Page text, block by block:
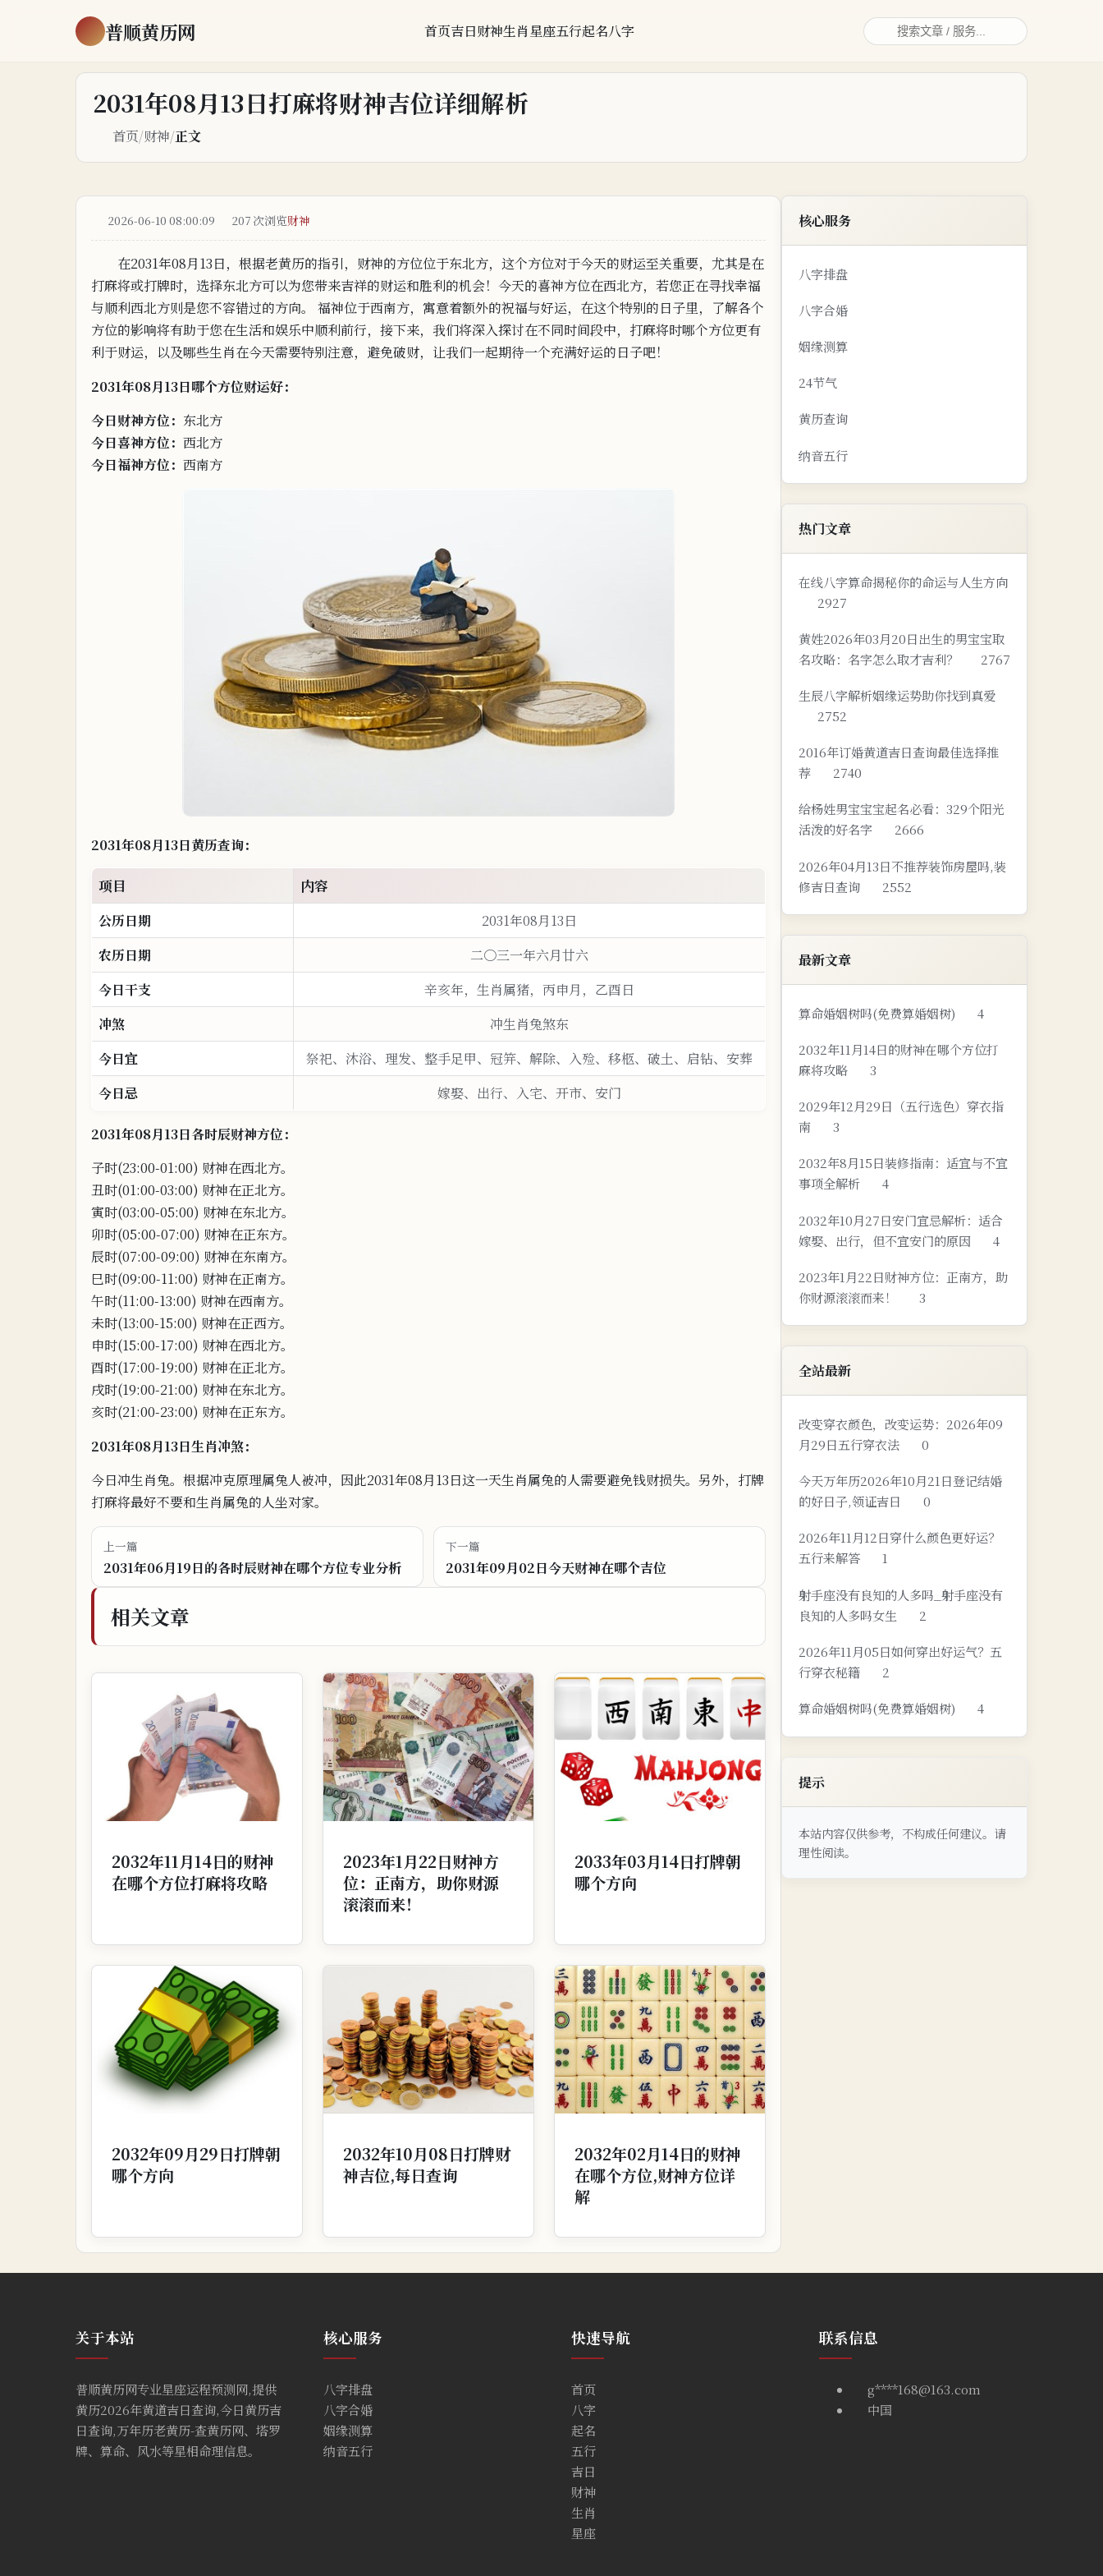
普顺黄历网 首页吉日财神生肖星座五行起名八字
2031年08月13日打麻将财神吉位详细解析
首页/财神/正文
2026-06-10 08:00:09 207 次浏览财神
在2031年08月13日，根据老黄历的指引， 财神的方位位于东北方，这个方位对于今天的财运至关重要，尤其是在
打麻将或打牌时， 选择东北方可以为您带来吉祥的财运和胜利的机会！今天的喜神方位在西北方，若您正在寻找幸福
与顺利西北方则是您不容错过的方向。 福神位于西南方，寓意着额外的祝福与好运， 在这个特别的日子里，了解各个
方位的影响将有助于您在生活和娱乐中顺利前行，接下来，我们将深入探讨在不同时间段中，打麻将时哪个方位更有
利于财运，以及哪些生肖在今天需要特别注意，避免破财，让我们一起期待一个充满好运的日子吧！
2031年08月13日哪个方位财运好：
今日财神方位： 东北方
今日喜神方位： 西北方
今日福神方位： 西南方
2031年08月13日黄历查询：
项目 内容
公历日期
2031年08月13日
农历日期
二〇三一年六月廿六
今日干支 辛亥年，生肖属猪，丙申月，乙酉日
冲煞
冲生肖兔煞东
今日宜
祭祀、沐浴、理发、整手足甲、冠笄、解除、入殓、移柩、破土、启钻、安葬
今日忌 嫁娶、出行、入宅、开市、安门
2031年08月13日各时辰财神方位：
子时(23:00-01:00) 财神在西北方。
丑时(01:00-03:00) 财神在正北方。
寅时(03:00-05:00) 财神在东北方。
卯时(05:00-07:00) 财神在正东方。
辰时(07:00-09:00) 财神在东南方。
巳时(09:00-11:00) 财神在正南方。
午时(11:00-13:00) 财神在西南方。
未时(13:00-15:00) 财神在正西方。
申时(15:00-17:00) 财神在西北方。
酉时(17:00-19:00) 财神在正北方。
戌时(19:00-21:00) 财神在东北方。
亥时(21:00-23:00) 财神在正东方。
2031年08月13日生肖冲煞：
今日冲生肖兔。根据冲克原理属兔人被冲，因此2031年08月13日这一天生肖属兔的人需要避免钱财损失。另外，打牌
打麻将最好不要和生肖属兔的人坐对家。
上一篇
2031年06月19日的各时辰财神在哪个方位专业分析
下一篇
2031年09月02日今天财神在哪个吉位
相关文章
2032年11月14日的财神
在哪个方位打麻将攻略
2023年1月22日财神方
位：正南方，助你财源
滚滚而来！
2033年03月14日打牌朝
哪个方向
2032年09月29日打牌朝
哪个方向
2032年10月08日打牌财
神吉位,每日查询
2032年02月14日的财神
在哪个方位,财神方位详
解
核心服务
八字排盘
八字合婚
姻缘测算
24节气
黄历查询
纳音五行
热门文章
在线八字算命揭秘你的命运与人生方向
2927
黄姓2026年03月20日出生的男宝宝取
名攻略：名字怎么取才吉利？
2767
生辰八字解析姻缘运势助你找到真爱
2752
2016年订婚黄道吉日查询最佳选择推
荐
2740
给杨姓男宝宝宝起名必看：329个阳光
活泼的好名字
2666
2026年04月13日不推荐装饰房屋吗,装
修吉日查询
2552
最新文章
算命婚姻树吗(免费算婚姻树) 4
2032年11月14日的财神在哪个方位打
麻将攻略
3
2029年12月29日（五行选色）穿衣指
南
3
2032年8月15日装修指南：适宜与不宜
事项全解析
4
2032年10月27日安门宜忌解析：适合
嫁娶、出行，但不宜安门的原因
4
2023年1月22日财神方位：正南方，助
你财源滚滚而来！
3
全站最新
改变穿衣颜色，改变运势：2026年09
月29日五行穿衣法
0
今天万年历2026年10月21日登记结婚
的好日子,领证吉日
0
2026年11月12日穿什么颜色更好运？
五行来解答
1
射手座没有良知的人多吗_射手座没有
良知的人多吗女生
2
2026年11月05日如何穿出好运气？五
行穿衣秘籍
2
算命婚姻树吗(免费算婚姻树) 4
提示
本站内容仅供参考，不构成任何建议。请
理性阅读。
关于本站
普顺黄历网专业星座运程预测网,提供
黄历2026年黄道吉日查询,今日黄历吉
日查询,万年历老黄历-查黄历网、塔罗
牌、算命、风水等星相命理信息。
核心服务
八字排盘
八字合婚
姻缘测算
纳音五行
快速导航
首页
八字
起名
五行
吉日
财神
生肖
星座
联系信息
g****168@163.com
中国